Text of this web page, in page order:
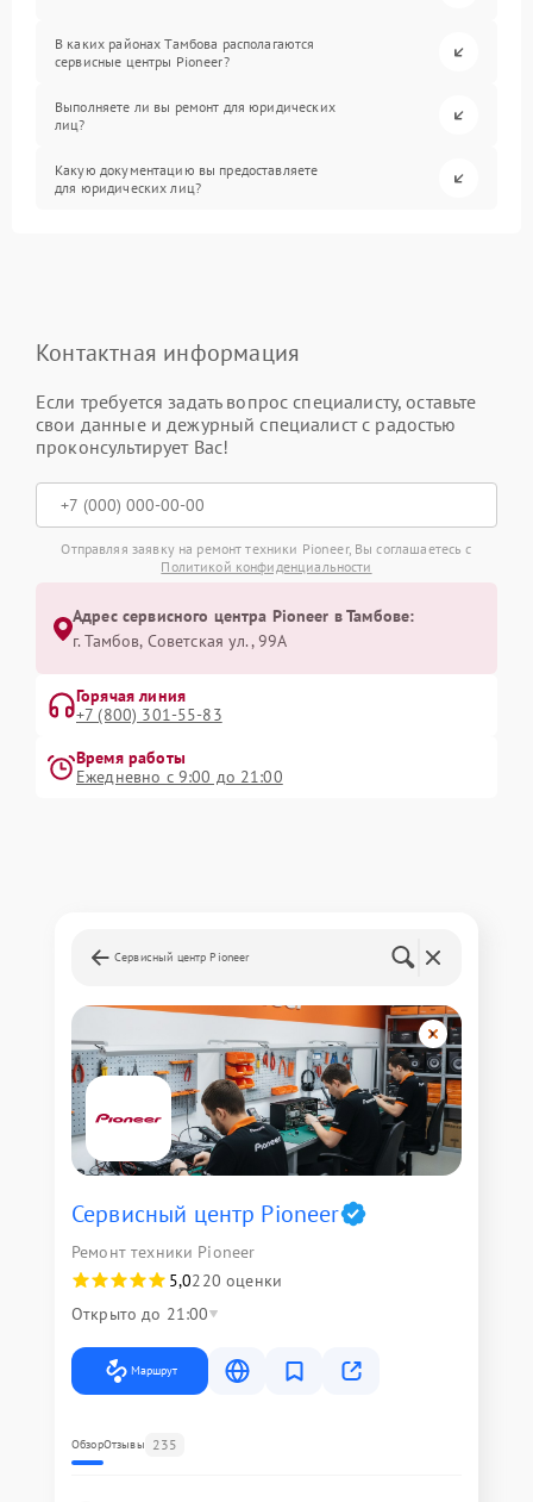
В каких районах Тамбова располагаются
сервисные центры Pioneer?
Выполняете ли вы ремонт для юридических
лиц?
Какую документацию вы предоставляете
для юридических лиц?
Контактная информация
Если требуется задать вопрос специалисту, оставьте
свои данные и дежурный специалист с радостью
проконсультирует Вас!
Отправляя заявку на ремонт техники Pioneer, Вы соглашаетесь с
Политикой конфиденциальности
Адрес сервисного центра Pioneer в Тамбове:
г. Тамбов, Советская ул., 99А
Горячая линия
+7 (800) 301-55-83
Время работы
Ежедневно с 9:00 до 21:00
Сервисный центр Pioneer
Сервисный центр Pioneer
Ремонт техники Pioneer
5,0220 оценки
Открыто до 21:00
Маршрут
ОбзорОтзывы 235